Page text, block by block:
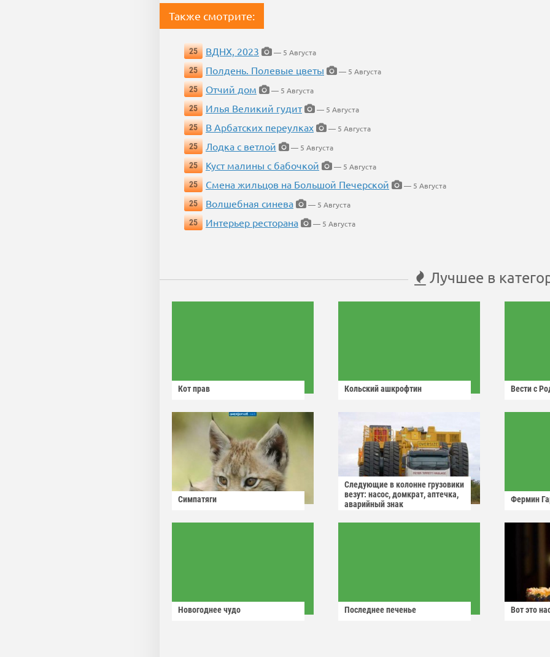
Также смотрите:
25 ВДНХ, 2023
— 5 Августа
25
Полдень. Полевые цветы
— 5 Августа
25
Отчий дом
— 5 Августа
25
Илья Великий гудит
— 5 Августа
25
В Арбатских переулках
— 5 Августа
25
Лодка с ветлой
— 5 Августа
25
Куст малины с бабочкой
— 5 Августа
25
Смена жильцов на Большой Печерской
— 5 Августа
25
Волшебная синева
— 5 Августа
25
Интерьер ресторана — 5 Августа
Лучшее в
Кот прав Кольский ашкрофтин Вести с
Симпатяги
Следующие в колонне грузовики
везут: насос, домкрат, аптечка,
аварийный знак
Фермин
Новогоднее чудо Последнее печенье Вот это